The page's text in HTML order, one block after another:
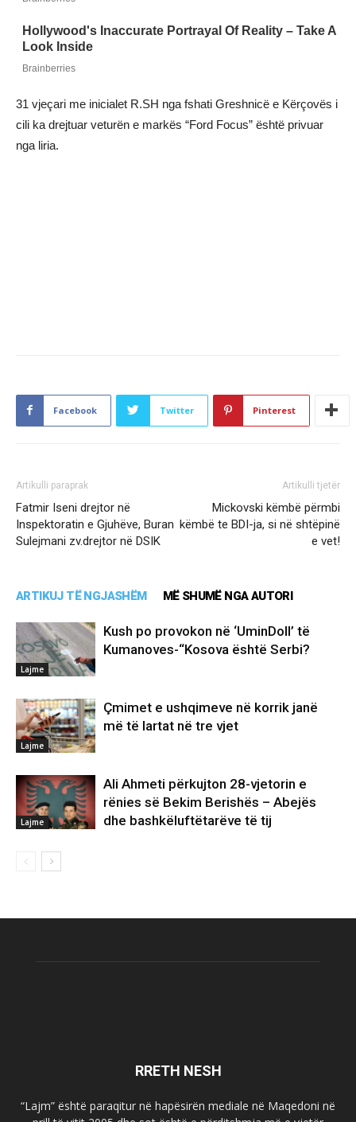
31 vjeçari me inicialet R.SH nga fshati Greshnicë e Kërçovës i
cili ka drejtuar veturën e markës “Ford Focus” është privuar
nga liria.
Facebook Twitter Pinterest
Artikulli paraprak
Fatmir Iseni drejtor në
Inspektoratin e Gjuhëve, Buran
Sulejmani zv.drejtor në DSIK
Artikulli tjetër
Mickovski këmbë përmbi
këmbë te BDI-ja, si në shtëpinë
e vet!
ARTIKUJ TË NGJASHËM MË SHUMË NGA AUTORI
Lajme
Kush po provokon në ‘UminDoll’ të
Kumanoves-“Kosova është Serbi?
Lajme
Çmimet e ushqimeve në korrik janë
më të lartat në tre vjet
Lajme
Ali Ahmeti përkujton 28-vjetorin e
rënies së Bekim Berishës – Abejës
dhe bashkëluftëtarëve të tij
RRETH NESH
“Lajm” është paraqitur në hapësirën mediale në Maqedoni në